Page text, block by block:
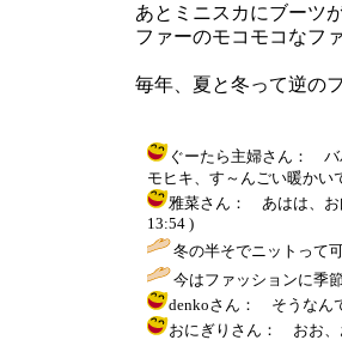
あとミニスカにブーツ
ファーのモコモコなフ
毎年、夏と冬って逆の
ぐーたら主婦さん：
モヒキ、す～んごい暖かい
雅菜さん： あはは、お
13:54 )
冬の半そでニットって
今はファッションに季
denkoさん： そうなん
おにぎりさん： おお、